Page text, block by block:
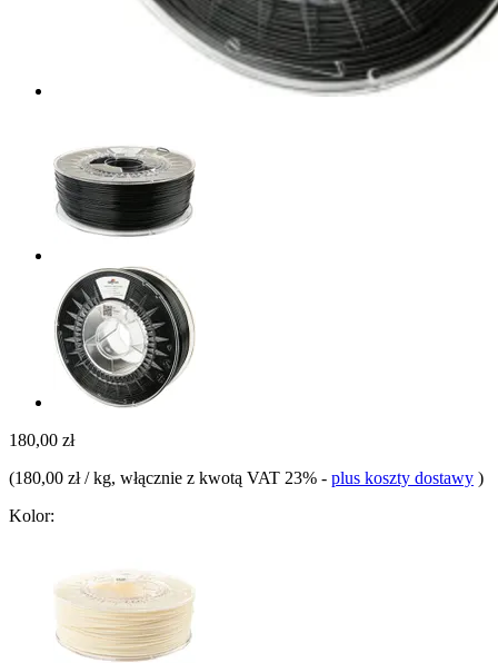
180,00 zł
(180,00 zł / kg, włącznie z kwotą VAT 23% - plus koszty dostawy )
Kolor: